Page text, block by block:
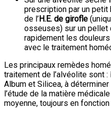
prescription par un petit
de l’H.E. de girofle
osseuses) sur un pellet
rapidement les
avec le traitement
Les principaux remèdes
traitement de l’alvéolite sont
Album et Silicea, à
l’étude de la matière
moyenne, toujours en